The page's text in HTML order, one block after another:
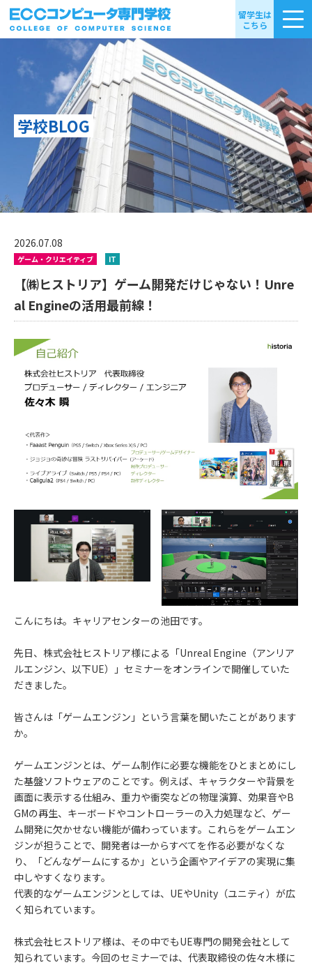
留学生は
こちら
学校BLOG
2026.07.08
ゲーム・クリエイティブ IT
【㈱ヒストリア】ゲーム開発だけじゃない！Unre
al Engineの活用最前線！
こんにちは。キャリアセンターの池田です。
先日、株式会社ヒストリア様による「Unreal Engine（アンリア
ルエンジン、以下UE）」セミナーをオンラインで開催していた
だきました。
皆さんは「ゲームエンジン」という言葉を聞いたことがあります
か。
ゲームエンジンとは、ゲーム制作に必要な機能をひとまとめにし
た基盤ソフトウェアのことです。例えば、キャラクターや背景を
画面に表示する仕組み、重力や衝突などの物理演算、効果音やB
GMの再生、キーボードやコントローラーの入力処理など、ゲー
ム開発に欠かせない機能が備わっています。これらをゲームエン
ジンが担うことで、開発者は一からすべてを作る必要がなくな
り、「どんなゲームにするか」という企画やアイデアの実現に集
中しやすくなります。
代表的なゲームエンジンとしては、UEやUnity（ユニティ）が広
く知られています。
株式会社ヒストリア様は、その中でもUE専門の開発会社として
知られています。今回のセミナーでは、代表取締役の佐々木様に